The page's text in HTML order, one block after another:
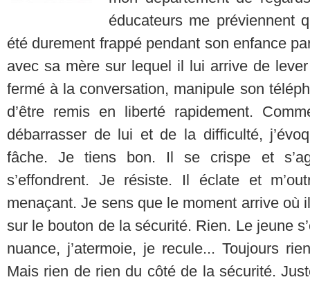
éducateurs me préviennent
été durement frappé pendant son enfance
avec sa mère sur lequel il lui arrive de
fermé à la conversation, manipule son
d’être remis en liberté rapidement.
débarrasser de lui et de la difficulté,
fâche. Je tiens bon. Il se crispe et
s’effondrent. Je résiste. Il éclate et
menaçant. Je sens que le moment arrive où
sur le bouton de la sécurité. Rien. Le jeune
nuance, j’atermoie, je recule... Toujours
Mais rien de rien du côté de la sécurité.